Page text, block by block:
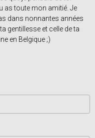
as toute mon amitié. Je
dans nonnantes années
gentillesse et celle de ta
en Belgique ;)